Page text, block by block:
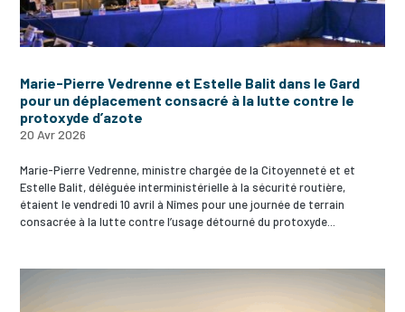
Marie-Pierre Vedrenne et Estelle Balit dans le Gard
pour un déplacement consacré à la lutte contre le
protoxyde d’azote
20 Avr 2026
Marie-Pierre Vedrenne, ministre chargée de la Citoyenneté et et
Estelle Balit, déléguée interministérielle à la sécurité routière,
étaient le vendredi 10 avril à Nîmes pour une journée de terrain
consacrée à la lutte contre l’usage détourné du protoxyde...